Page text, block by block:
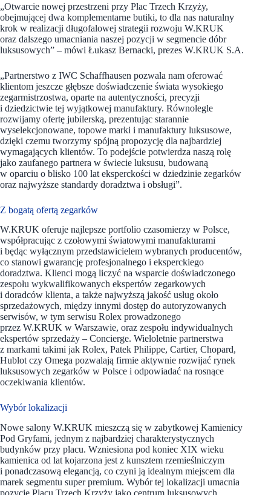
„Otwarcie nowej przestrzeni przy Plac Trzech Krzyży,
obejmującej dwa komplementarne butiki, to dla nas naturalny
krok w realizacji długofalowej strategii rozwoju W.KRUK
oraz dalszego umacniania naszej pozycji w segmencie dóbr
luksusowych” – mówi Łukasz Bernacki, prezes W.KRUK S.A.
„Partnerstwo z IWC Schaffhausen pozwala nam oferować
klientom jeszcze głębsze doświadczenie świata wysokiego
zegarmistrzostwa, oparte na autentyczności, precyzji
i dziedzictwie tej wyjątkowej manufaktury. Równolegle
rozwijamy ofertę jubilerską, prezentując starannie
wyselekcjonowane, topowe marki i manufaktury luksusowe,
dzięki czemu tworzymy spójną propozycję dla najbardziej
wymagających klientów. To podejście potwierdza naszą rolę
jako zaufanego partnera w świecie luksusu, budowaną
w oparciu o blisko 100 lat eksperckości w dziedzinie zegarków
oraz najwyższe standardy doradztwa i obsługi”.
Z bogatą ofertą zegarków
W.KRUK oferuje najlepsze portfolio czasomierzy w Polsce,
współpracując z czołowymi światowymi manufakturami
i będąc wyłącznym przedstawicielem wybranych producentów,
co stanowi gwarancję profesjonalnego i eksperckiego
doradztwa. Klienci mogą liczyć na wsparcie doświadczonego
zespołu wykwalifikowanych ekspertów zegarkowych
i doradców klienta, a także najwyższą jakość usług około
sprzedażowych, między innymi dostęp do autoryzowanych
serwisów, w tym serwisu Rolex prowadzonego
przez W.KRUK w Warszawie, oraz zespołu indywidualnych
ekspertów sprzedaży – Concierge. Wieloletnie partnerstwa
z markami takimi jak Rolex, Patek Philippe, Cartier, Chopard,
Hublot czy Omega pozwalają firmie aktywnie rozwijać rynek
luksusowych zegarków w Polsce i odpowiadać na rosnące
oczekiwania klientów.
Wybór lokalizacji
Nowe salony W.KRUK mieszczą się w zabytkowej Kamienicy
Pod Gryfami, jednym z najbardziej charakterystycznych
budynków przy placu. Wzniesiona pod koniec XIX wieku
kamienica od lat kojarzona jest z kunsztem rzemieślniczym
i ponadczasową elegancją, co czyni ją idealnym miejscem dla
marek segmentu super premium. Wybór tej lokalizacji umacnia